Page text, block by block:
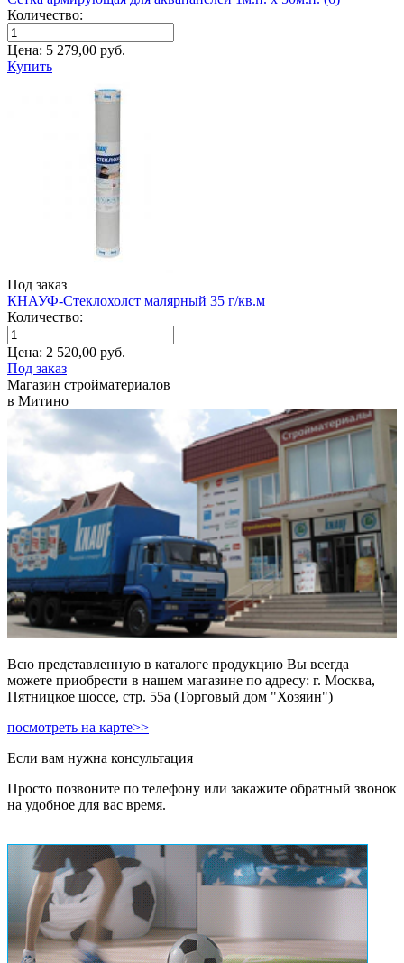
Количество:
Цена: 5 279,00 руб.
Купить
Под заказ
КНАУФ-Стеклохолст малярный 35 г/кв.м
Количество:
Цена: 2 520,00 руб.
Под заказ
Магазин стройматериалов
в Митино
Всю представленную в каталоге продукцию Вы всегда
можете приобрести в нашем магазине по адресу: г. Москва,
Пятницкое шоссе, стр. 55а (Торговый дом "Хозяин")
посмотреть на карте>>
Если вам нужна консультация
Просто позвоните по телефону или закажите обратный звонок
на удобное для вас время.